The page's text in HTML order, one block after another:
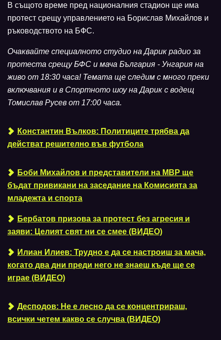
В същото време пред националния стадион ще има
протест срещу управлението на Борислав Михайлов и
ръководството на БФС.
Очаквайте специалното студио на Дарик радио за
протеста срещу БФС и мача България - Унгария на
живо от 18:30 часа! Темата ще следим с много преки
включвания и в Спортното шоу на Дарик с водещ
Томислав Русев от 17:00 часа.
Константин Вълков: Политиците трябва да
действат решително във футбола
Боби Михайлов и представители на МВР ще
бъдат привикани на заседание на Комисията за
младежта и спорта
Бербатов призова за протест без агресия и
заяви: Целият свят ни се смее (ВИДЕО)
Илиан Илиев: Трудно е да се настроиш за мача,
когато два дни преди него не знаеш къде ще се
играе (ВИДЕО)
Десподов: Не е лесно да се концентрираш,
всички четем какво се случва (ВИДЕО)